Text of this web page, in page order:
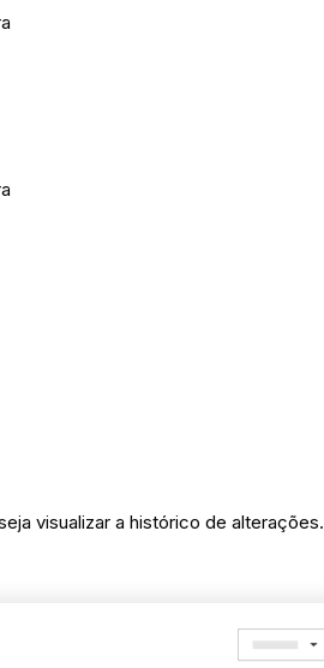
visualizar a histórico de alterações.